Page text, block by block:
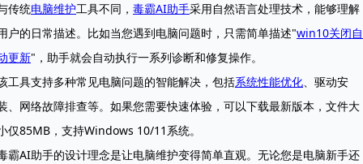
传统电脑维护工具不同， 毒霸AI助手采用自然语言处理技术，能够理解
户的日常描述。比如当您遇到电脑问题时，只需简单描述"win10关闭自
更新"，助手就会自动执行一系列诊断和修复操作。
工具支持多种常见电脑问题的智能解决，包括系统性能优化、驱动安
、网络故障排查等。如果您需要快速体验，可以下载最新版本，文件大
仅85MB，支持Windows 10/11系统。
霸AI助手的设计理念是让电脑维护变得简单直观。无论您是电脑新手还